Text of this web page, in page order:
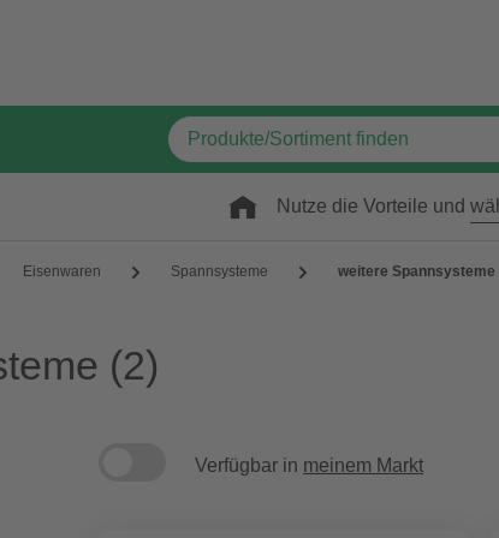
Nutze die Vorteile und
Eisenwaren Spannsysteme weitere Spannsysteme
(2)
Verfügbar in meinem Markt